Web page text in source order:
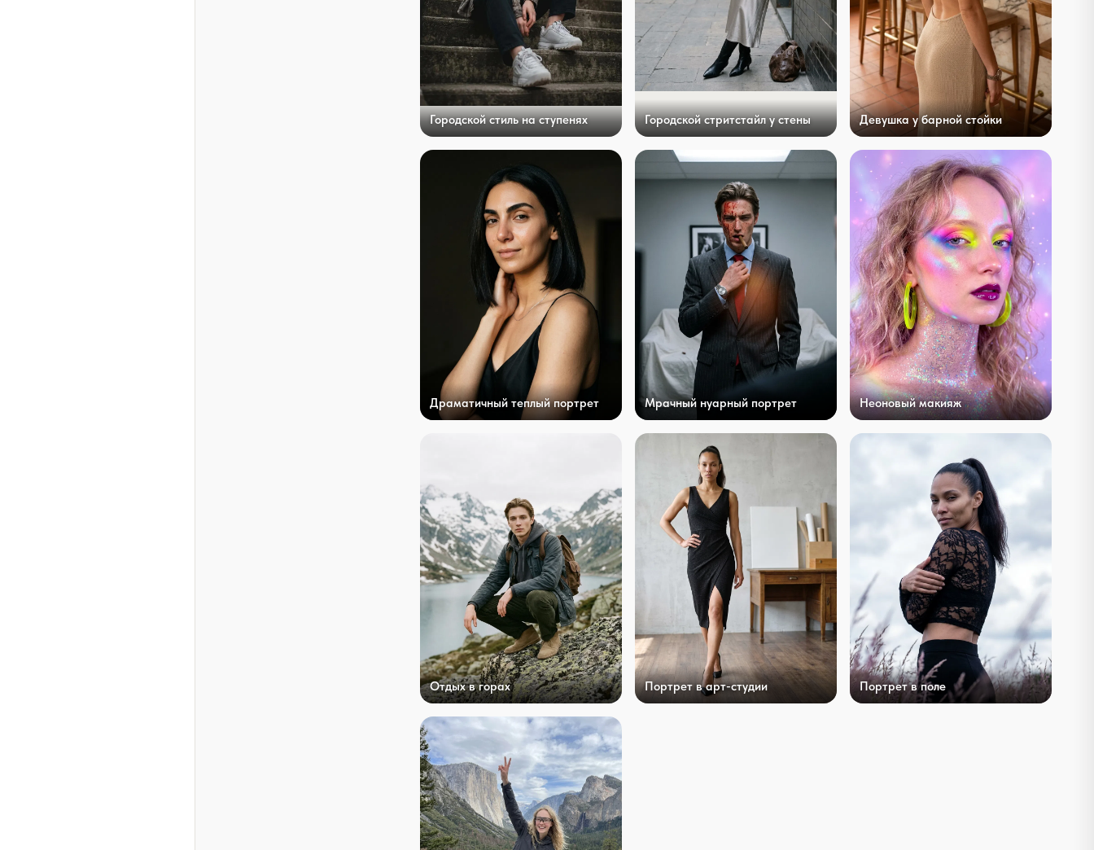
Городской стиль на ступенях Городской стритстайл у стены Девушка у барной стойки
Драматичный теплый портрет Мрачный нуарный портрет Неоновый макияж
Отдых в горах Портрет в арт-студии Портрет в поле